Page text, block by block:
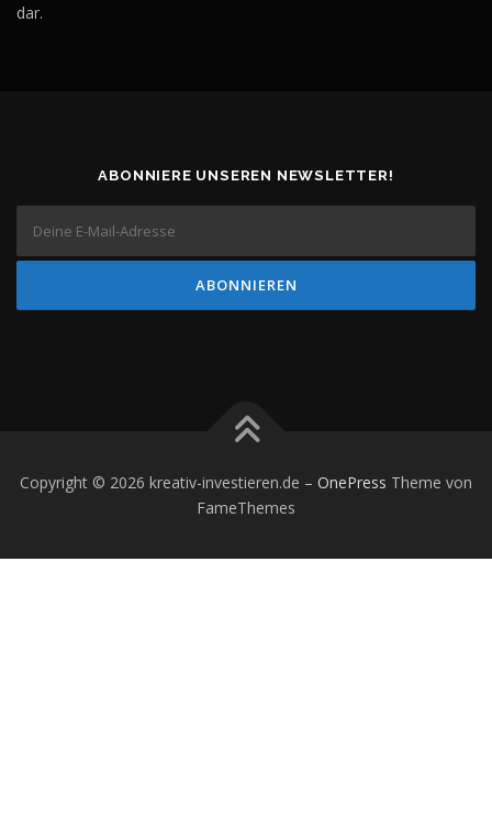
dar.
ABONNIERE UNSEREN NEWSLETTER!
Copyright © 2026 kreativ-investieren.de – OnePress Theme von
FameThemes